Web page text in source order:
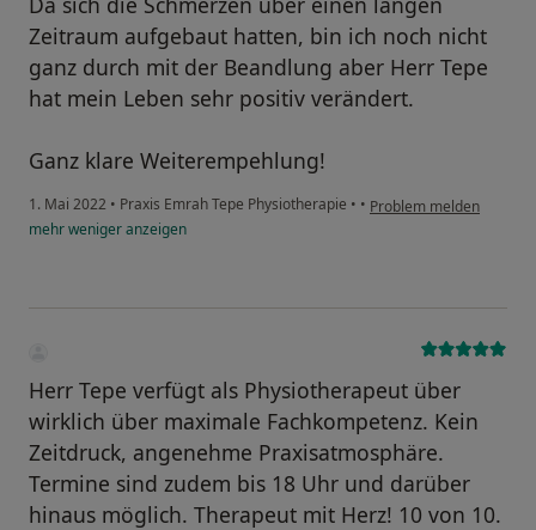
Zeitraum aufgebaut hatten, bin ich noch nicht
ganz durch mit der Beandlung aber Herr Tepe
hat mein Leben sehr positiv verändert.
Ganz klare Weiterempehlung!
1. Mai 2022 • Praxis Emrah Tepe Physiotherapie • • Problem melden
mehrwenigeranzeigen
Herr Tepe verfügt als Physiotherapeut über
wirklich über maximale Fachkompetenz. Kein
Zeitdruck, angenehme Praxisatmosphäre.
Termine sind zudem bis 18 Uhr und darüber
hinaus möglich. Therapeut mit Herz! 10 von 10.